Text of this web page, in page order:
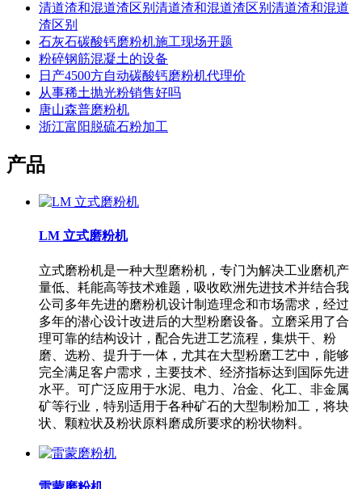
清道渣和混道渣区别清道渣和混道渣区别清道渣和混道
渣区别
石灰石碳酸钙磨粉机施工现场开题
粉碎钢筋混凝土的设备
日产4500方自动碳酸钙磨粉机代理价
从事稀土抛光粉销售好吗
唐山森普磨粉机
浙江富阳脱硫石粉加工
产品
LM 立式磨粉机
立式磨粉机是一种大型磨粉机，专门为解决工业磨机产
量低、耗能高等技术难题，吸收欧洲先进技术并结合我
公司多年先进的磨粉机设计制造理念和市场需求，经过
多年的潜心设计改进后的大型粉磨设备。立磨采用了合
理可靠的结构设计，配合先进工艺流程，集烘干、粉
磨、选粉、提升于一体，尤其在大型粉磨工艺中，能够
完全满足客户需求，主要技术、经济指标达到国际先进
水平。可广泛应用于水泥、电力、冶金、化工、非金属
矿等行业，特别适用于各种矿石的大型制粉加工，将块
状、颗粒状及粉状原料磨成所要求的粉状物料。